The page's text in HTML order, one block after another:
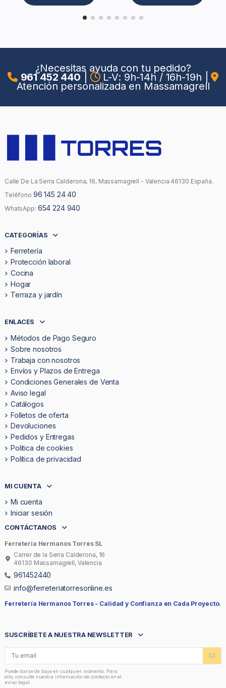
¿Necesitas ayuda con tu pedido?
961 452 440 L-V: 9h-14h / 16h-19h
Atención personalizada en Massamagrell
Calle De La Serra Calderona, 16, Massamagrell - Valencia 46130 España.
Teléfono 96 145 24 40
WhatsApp: 654 224 940
CATEGORÍAS
Ferretería
Protección laboral
Cocina
Hogar
Terraza y jardín
ENLACES
Métodos de Pago Seguro
Sobre nosotros
Trabaja con nosotros
Envíos y Plazos de Entrega
Condiciones Generales de Venta
Aviso legal
Catálogos
Folletos de oferta
Devoluciones
Pedidos y Entregas
Politica de cookies
Política de privacidad
MI CUENTA
Mi cuenta
Iniciar sesión
CONTÁCTANOS
Ferretería Hermanos Torres SL
Carrer de la Serra Calderona, 16
46130 Massamagrell, Valencia
961452440
info@ferreteriatorresonline.es
Ferretería Hermanos Torres - Calidad y Confianza en Cada Proyecto.
SUSCRÍBETE A NUESTRA NEWSLETTER
Puede darse de baja en cualquier momento. Para
ello, consulte nuestra información de contacto en el
aviso legal.